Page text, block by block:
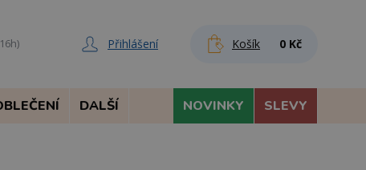
Přihlášení Košík 0 Kč
DALŠÍ NOVINKY SLEVY